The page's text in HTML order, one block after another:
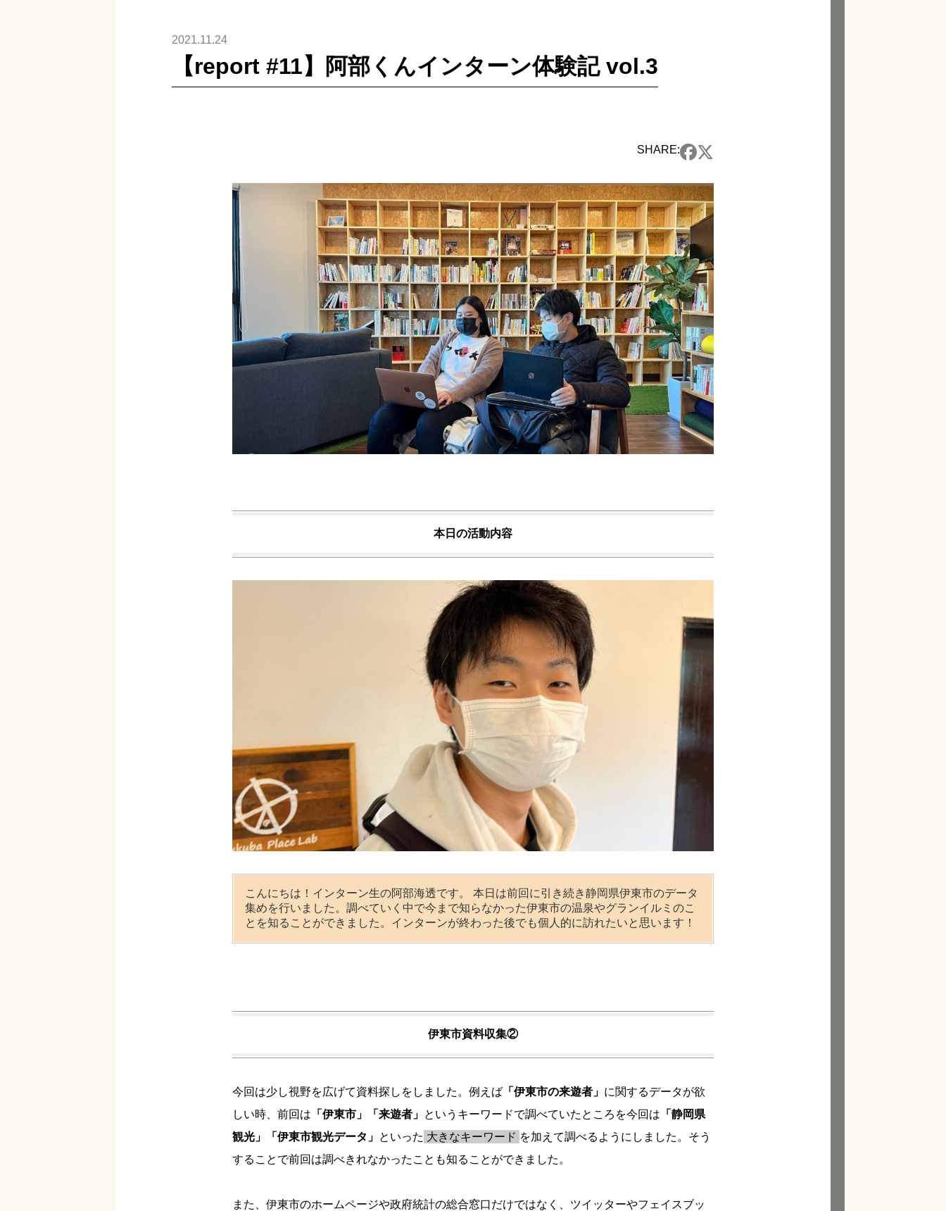
2021.11.24
【report #11】阿部くんインターン体験記 vol.3
SHARE:
本日の活動内容
こんにちは！インターン生の阿部海透です。 本日は前回に引き続き静岡県伊東市のデータ
集めを行いました。調べていく中で今まで知らなかった伊東市の温泉やグランイルミのこ
とを知ることができました。インターンが終わった後でも個人的に訪れたいと思います！
伊東市資料収集②
今回は少し視野を広げて資料探しをしました。例えば「伊東市の来遊者」 に関するデータが欲
しい時、前回は 「伊東市」「来遊者」 というキーワードで調べていたところを今回は 「静岡県
観光」「伊東市観光データ」 といった 大きなキーワード を加えて調べるようにしました。そう
することで前回は調べきれなかったことも知ることができました。
また、伊東市のホームページや政府統計の総合窓口だけではなく、ツイッターやフェイスブッ